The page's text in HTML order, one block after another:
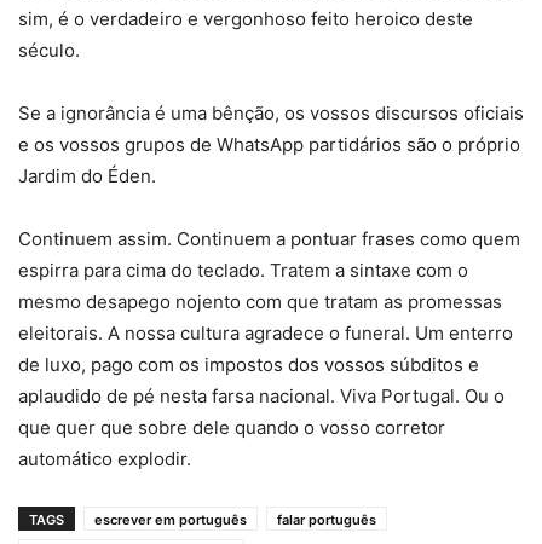
sim, é o verdadeiro e vergonhoso feito heroico deste
século.
Se a ignorância é uma bênção, os vossos discursos oficiais
e os vossos grupos de WhatsApp partidários são o próprio
Jardim do Éden.
Continuem assim. Continuem a pontuar frases como quem
espirra para cima do teclado. Tratem a sintaxe com o
mesmo desapego nojento com que tratam as promessas
eleitorais. A nossa cultura agradece o funeral. Um enterro
de luxo, pago com os impostos dos vossos súbditos e
aplaudido de pé nesta farsa nacional. Viva Portugal. Ou o
que quer que sobre dele quando o vosso corretor
automático explodir.
TAGS escrever em português
falar português